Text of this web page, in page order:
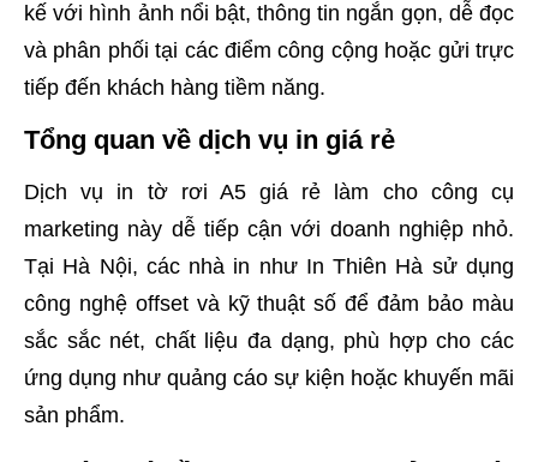
kế với hình ảnh nổi bật, thông tin ngắn gọn, dễ đọc
và phân phối tại các điểm công cộng hoặc gửi trực
tiếp đến khách hàng tiềm năng.
Tổng quan về dịch vụ in giá rẻ
Dịch vụ in tờ rơi A5 giá rẻ làm cho công cụ
marketing này dễ tiếp cận với doanh nghiệp nhỏ.
Tại Hà Nội, các nhà in như In Thiên Hà sử dụng
công nghệ offset và kỹ thuật số để đảm bảo màu
sắc sắc nét, chất liệu đa dạng, phù hợp cho các
ứng dụng như quảng cáo sự kiện hoặc khuyến mãi
sản phẩm.